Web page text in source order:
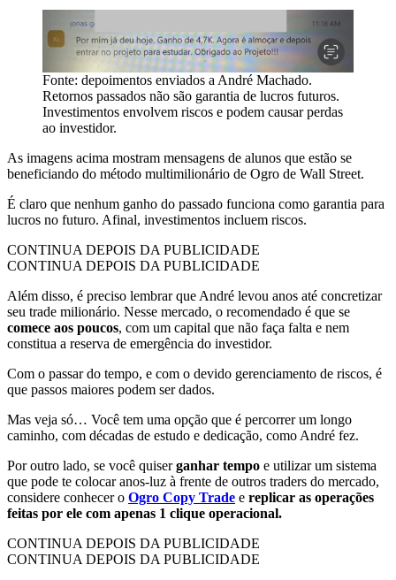
Fonte: depoimentos enviados a André Machado.
Retornos passados não são garantia de lucros futuros.
Investimentos envolvem riscos e podem causar perdas
ao investidor.
As imagens acima mostram mensagens de alunos que estão se
beneficiando do método multimilionário de Ogro de Wall Street.
É claro que nenhum ganho do passado funciona como garantia para
lucros no futuro. Afinal, investimentos incluem riscos.
CONTINUA DEPOIS DA PUBLICIDADE
CONTINUA DEPOIS DA PUBLICIDADE
Além disso, é preciso lembrar que André levou anos até concretizar
seu trade milionário. Nesse mercado, o recomendado é que se
comece aos poucos, com um capital que não faça falta e nem
constitua a reserva de emergência do investidor.
Com o passar do tempo, e com o devido gerenciamento de riscos, é
que passos maiores podem ser dados.
Mas veja só… Você tem uma opção que é percorrer um longo
caminho, com décadas de estudo e dedicação, como André fez.
Por outro lado, se você quiserganhar tempo e utilizar um sistema
que pode te colocar anos-luz à frente de outros traders do mercado,
considere conhecer o Ogro Copy Trade e replicar as operações
feitas por ele com apenas 1 clique operacional.
CONTINUA DEPOIS DA PUBLICIDADE
CONTINUA DEPOIS DA PUBLICIDADE